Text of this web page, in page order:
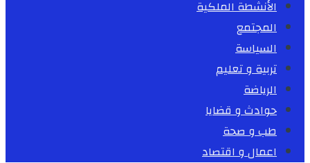
الأنشطة الملكية
المجتمع
السياسة
تربية و تعليم
الرياضة
حوادث و قضايا
طب و صحة
اعمال و اقتصاد